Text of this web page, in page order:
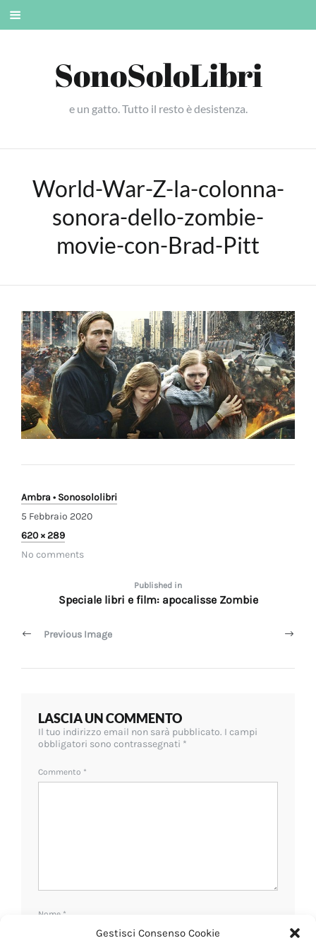
Gestisci Consenso Cookie
Skip
SonoSoloLibri
e un gatto. Tutto il resto è desistenza.
World-War-Z-la-colonna-
sonora-dello-zombie-
movie-con-Brad-Pitt
Ambra • Sonosololibri
5 Febbraio 2020
Full
size
620 × 289
No comments
Navigazione
articoli
Published in
Speciale libri e film: apocalisse Zombie
Previous Image
LASCIA UN COMMENTO
Il tuo indirizzo email non sarà pubblicato. I campi
obbligatori sono contrassegnati *
Commento *
Nome *